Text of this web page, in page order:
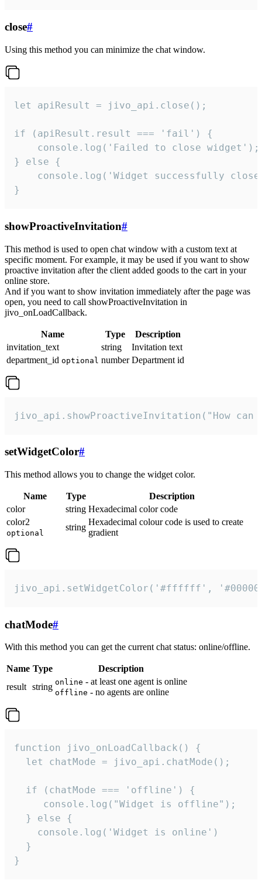
close#
Using this method you can minimize the chat window.
let apiResult = jivo_api.close();
if (apiResult.result === 'fail') {
    console.log('Failed to close widget');
} else {
console.log('Widget successfully
}
showProactiveInvitation#
This method is used to open chat window with a custom text at
specific moment. For example, it may be used if you want to show
proactive invitation after the client added goods to the cart in your
online store.
And if you want to show invitation immediately after the page was
open, you need to call showProactiveInvitation in
jivo_onLoadCallback.
Name Type
Description
invitation_text
string
Invitation text
department_id optional number Department id
jivo_api.showProactiveInvitation("How
setWidgetColor#
This method allows you to change the widget color.
Name Type
Description
color
string Hexadecimal color code
color2
optional
string
Hexadecimal colour code is used to create
gradient
jivo_api.setWidgetColor('#ffffff',
chatMode#
With this method you can get the current chat status: online/offline.
Name Type
Description
result string online - at least one agent is online
offline - no agents are online
function jivo_onLoadCallback() {
  let chatMode = jivo_api.chatMode();
  if (chatMode === 'offline') {
     console.log("Widget is offline");
  } else {
    console.log('Widget is online')
  }
}